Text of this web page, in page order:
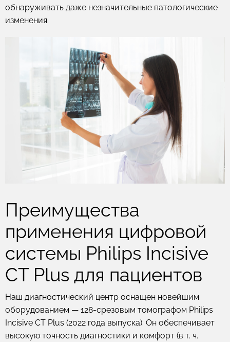
обнаруживать даже незначительные патологические
изменения.
Преимущества
применения цифровой
системы Philips Incisive
CT Plus для пациентов
Наш диагностический центр оснащен новейшим
оборудованием — 128-срезовым томографом Philips
Incisive CT Plus (2022 года выпуска). Он обеспечивает
высокую точность диагностики и комфорт (в т. ч.